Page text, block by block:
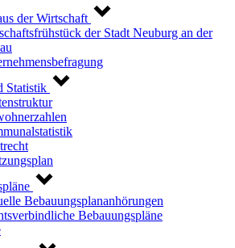
der Wirtschaft
der Stadt Neuburg an der
Statistik
Bebauungsplananhörungen
Bebauungspläne